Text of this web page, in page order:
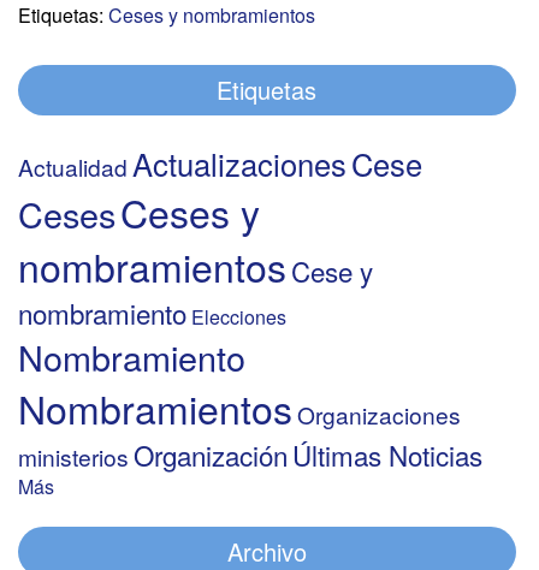
Etiquetas: Ceses y nombramientos
Etiquetas
Actualidad ActualizacionesCese
CesesCeses y
nombramientosCese y
nombramiento Elecciones
Nombramiento
NombramientosOrganizaciones
ministeriosOrganizaciónÚltimas Noticias
Más
Archivo